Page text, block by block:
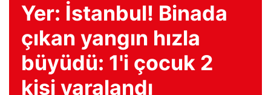
Yer: İstanbul! Binada
çıkan yangın hızla
büyüdü: 1'i çocuk 2
kişi yaralandı